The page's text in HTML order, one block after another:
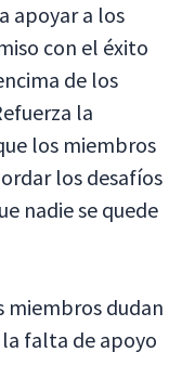
apoyar a los
con el éxito
de los
la
los miembros
los desafíos
nadie se quede
miembros dudan
falta de apoyo